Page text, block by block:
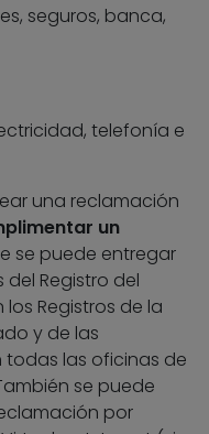
seguros, banca,
telefonía e
una reclamación
un
se puede entregar
Registro del
Registros de la
y de las
las oficinas de
se puede
por